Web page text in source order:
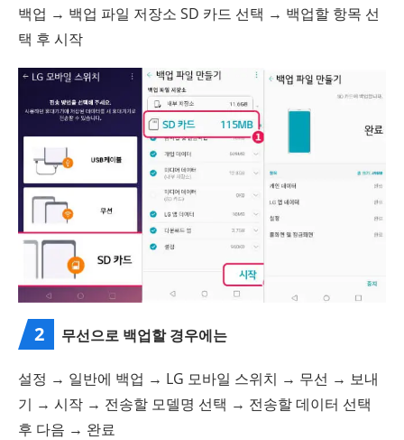
백업 → 백업 파일 저장소 SD 카드 선택 → 백업할 항목 선
택 후 시작
2 무선으로 백업할 경우에는
설정 → 일반에 백업 → LG 모바일 스위치 → 무선 → 보내
기 → 시작 → 전송할 모델명 선택 → 전송할 데이터 선택
후 다음 → 완료